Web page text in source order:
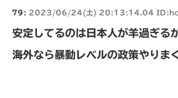
79: 2023/06/24(土) 20:13:14.04
安定してるのは日本人が羊過ぎる
海外なら暴動レベルの政策やりま